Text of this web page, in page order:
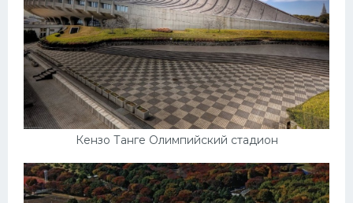
Кензо Танге Олимпийский стадион